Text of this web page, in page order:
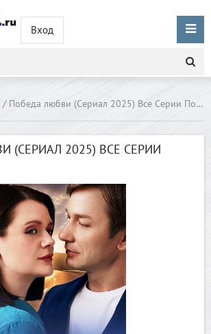
Вход
/ Победа любви (Сериал 2025) Все Серии Подряд
(СЕРИАЛ 2025) ВСЕ СЕРИИ